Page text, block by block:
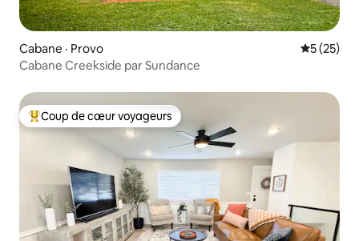
Cabane · Provo Note
5 (25)
Cabane Creekside par Sundance
Coup de cœur voyageurs parmi les plus aimés
Coup de cœur voyageurs